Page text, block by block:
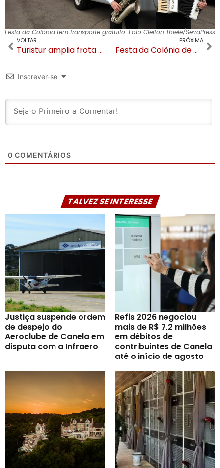
Festa da Colônia tem transporte gratuito. Foto Cleiton Thiele/SerraPress
VOLTAR
Turistur amplia frota com acessibilidade para os turistas na Serra Gaúcha
PRÓXIMA
Festa da Colônia de Gramado é prorrogada
Inscrever-se
0 COMENTÁRIOS
TALVEZ SE INTERESSE
Justiça suspende ordem
de despejo do
Aeroclube de Canela em
disputa com a Infraero
Refis 2026 negociou
mais de R$ 7,2 milhões
em débitos de
contribuintes de Canela
até o início de agosto